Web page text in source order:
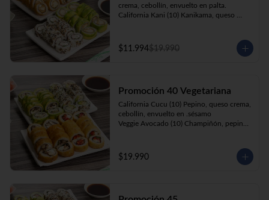
crema, cebollín, envuelto en palta.
California Kani (10) Kanikama, queso
crema, cebollín, apanado en panko.
Champi Roll (10) Champiñón, queso
$11.994$19.990
Promoción 40 Vegetariana
California Cucu (10) Pepino, queso crema,
cebollín, envuelto en .sésamo
Veggie Avocado (10) Champiñón, pepino,
crema envuelto en panko.
Champi Roll(10) Champiñón, queso
$19.990